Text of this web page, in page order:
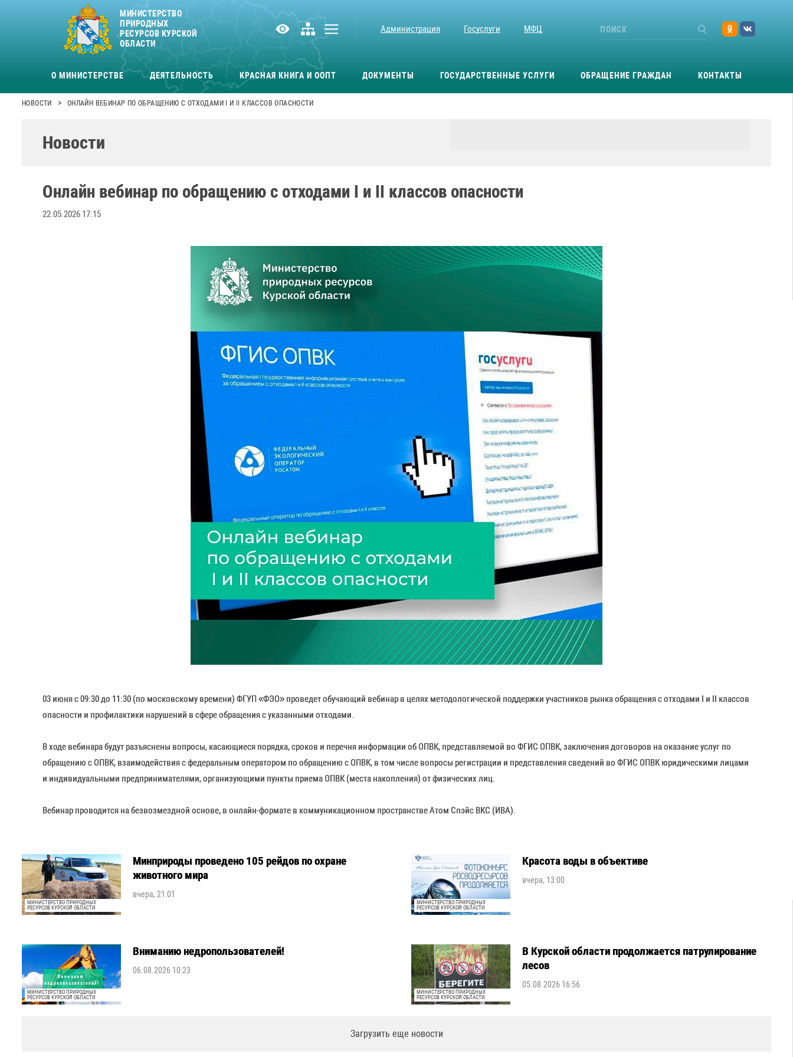
МИНИСТЕРСТВО
ПРИРОДНЫХ
РЕСУРСОВ КУРСКОЙ
ОБЛАСТИ
Администрация Госуслуги МФЦ
О МИНИСТЕРСТВЕ ДЕЯТЕЛЬНОСТЬ КРАСНАЯ КНИГА И ООПТ ДОКУМЕНТЫ ГОСУДАРСТВЕННЫЕ УСЛУГИ ОБРАЩЕНИЕ ГРАЖДАН КОНТАКТЫ
НОВОСТИ > ОНЛАЙН ВЕБИНАР ПО ОБРАЩЕНИЮ С ОТХОДАМИ I И II КЛАССОВ ОПАСНОСТИ
Новости
Онлайн вебинар по обращению с отходами I и II классов опасности
22.05.2026 17:15
03 июня с 09:30 до 11:30 (по московскому времени) ФГУП «ФЭО» проведет обучающий вебинар в целях методологической поддержки участников рынка обращения с отходами I и II классов
опасности и профилактики нарушений в сфере обращения с указанными отходами.
В ходе вебинара будут разъяснены вопросы, касающиеся порядка, сроков и перечня информации об ОПВК, представляемой во ФГИС ОПВК, заключения договоров на оказание услуг по
обращению с ОПВК, взаимодействия с федеральным оператором по обращению с ОПВК, в том числе вопросы регистрации и представления сведений во ФГИС ОПВК юридическими лицами
и индивидуальными предпринимателями, организующими пункты приема ОПВК (места накопления) от физических лиц.
Вебинар проводится на безвозмездной основе, в онлайн-формате в коммуникационном пространстве Атом Спэйс ВКС (ИВА).
МИНИСТЕРСТВО ПРИРОДНЫХ
РЕСУРСОВ КУРСКОЙ ОБЛАСТИ
Минприроды проведено 105 рейдов по охране
животного мира
вчера, 21:01
МИНИСТЕРСТВО ПРИРОДНЫХ
РЕСУРСОВ КУРСКОЙ ОБЛАСТИ
Красота воды в объективе
вчера, 13:00
МИНИСТЕРСТВО ПРИРОДНЫХ
РЕСУРСОВ КУРСКОЙ ОБЛАСТИ
Вниманию недропользователей!
06.08.2026 10:23
МИНИСТЕРСТВО ПРИРОДНЫХ
РЕСУРСОВ КУРСКОЙ ОБЛАСТИ
В Курской области продолжается патрулирование
лесов
05.08.2026 16:56
Загрузить еще новости